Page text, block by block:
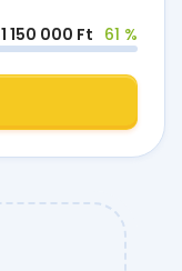
1 150 000 Ft 61 %